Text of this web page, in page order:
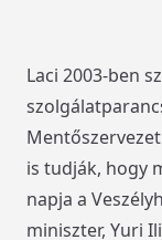
Laci 2003-ben
is tudják, hogy
napja a
miniszter, Yuri